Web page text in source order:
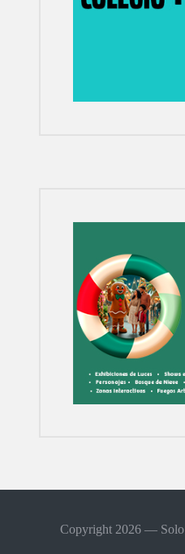
Copyright 2026 — Solo